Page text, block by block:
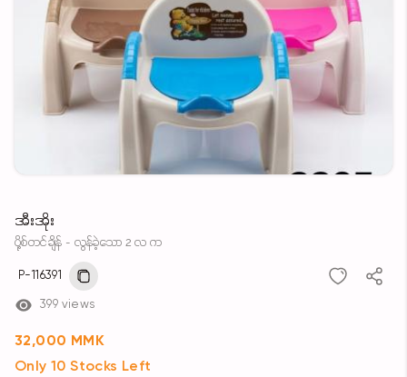
အီးအိုး
ပို့စ်တင်ချိန် - လွန်ခဲ့သော 2 လ က
P-116391
399 views
32,000 MMK
Only 10 Stocks Left